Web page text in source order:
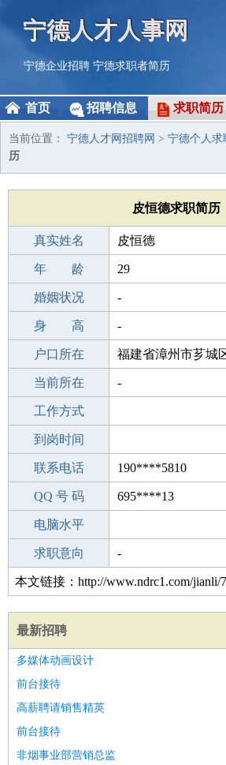
宁德人才人事网
宁德企业招聘 宁德求职者简历
首页 招聘信息 求职简历
当前位置： 宁德人才网招聘网 > 宁德个人求
历
皮恒德求职简历
真实姓名 皮恒德
性 别 男
年 龄 29
出生年月 1997-08-02
婚姻状况 -
学 历 高中
身 高 -
毕业学校 黄花甸中学
户口所在 福建省漳州市芗城
所学专业 -
当前所在 -
工作经验
工作方式
驾 照
到岗时间
期望月薪
联系电话 190****5810
手机号码 190****5810
QQ 号 码 695****13
微信号码
电脑水平
外语水平
求职意向 -
本文链接：http://www.ndrc1.com/jianli/
最新招聘
多媒体动画设计
前台接待
高薪聘请销售精英
前台接待
非烟事业部营销总监